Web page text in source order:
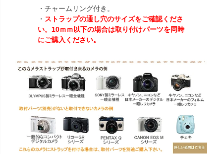
・チャームリング付き。
・ ストラップの通し穴のサイズをご確認くださ
い。10ｍｍ以下の場合は取り付けパーツを同時
にご購入ください。